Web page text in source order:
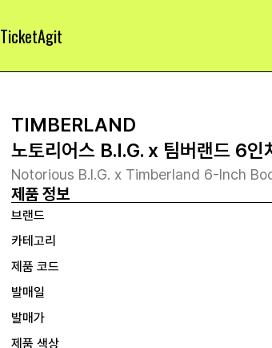
TicketAgit
TIMBERLAND
노토리어스 B.I.G. x 팀버랜드 6인
Notorious B.I.G. x Timberland 6-Inch
제품 정보
브랜드
카테고리
제품 코드
발매일
발매가
제품 색상